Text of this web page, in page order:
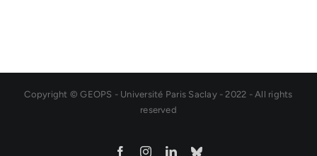
Copyright © GEOPS - Université Paris Saclay - 2022 - All rights
reserved
FacebookInstagramLinkedInBluesky